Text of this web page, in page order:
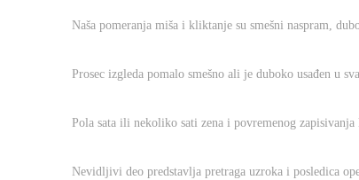
Naša pomeranja miša i kliktanje su smešni naspram,
Prosec izgleda pomalo smešno ali je duboko usađen u
Pola sata ili nekoliko sati zena i povremenog
Nevidljivi deo predstavlja pretraga uzroka i posledica